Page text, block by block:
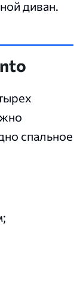
диван.
спальное